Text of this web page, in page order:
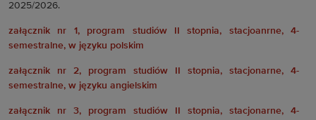
2025/2026.
załącznik nr 1, program studiów II stopnia, stacjoanrne, 4-
semestralne, w języku polskim
załącznik nr 2, program studiów II stopnia, stacjonarne, 4-
semestralne, w języku angielskim
załącznik nr 3, program studiów II stopnia, stacjonarne, 4-